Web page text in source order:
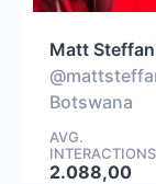
Matt
Botswana
AVG.
2.088,00